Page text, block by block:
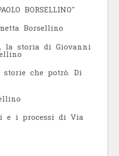
BORSELLINO"
Borsellino
la storia di Giovanni
che potrò. Di
e i processi di Via